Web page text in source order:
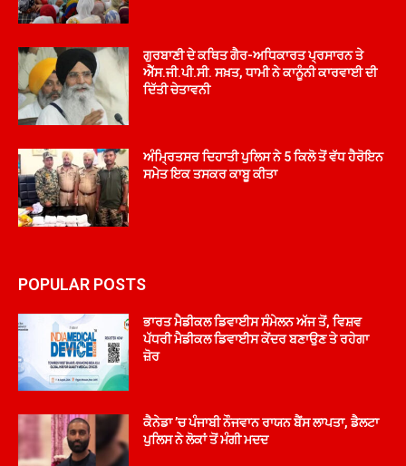
ਗੁਰਬਾਣੀ ਦੇ ਕਥਿਤ ਗੈਰ-ਅਧਿਕਾਰਤ ਪ੍ਰਸਾਰਨ ਤੇ
ਐੱਸ.ਜੀ.ਪੀ.ਸੀ. ਸਖ਼ਤ, ਧਾਮੀ ਨੇ ਕਾਨੂੰਨੀ ਕਾਰਵਾਈ ਦੀ
ਦਿੱਤੀ ਚੇਤਾਵਨੀ
ਅੰਮ੍ਰਿਤਸਰ ਦਿਹਾਤੀ ਪੁਲਿਸ ਨੇ 5 ਕਿਲੋ ਤੋਂ ਵੱਧ ਹੈਰੋਇਨ
ਸਮੇਤ ਇਕ ਤਸਕਰ ਕਾਬੂ ਕੀਤਾ
POPULAR POSTS
ਭਾਰਤ ਮੈਡੀਕਲ ਡਿਵਾਈਸ ਸੰਮੇਲਨ ਅੱਜ ਤੋਂ, ਵਿਸ਼ਵ
ਪੱਧਰੀ ਮੈਡੀਕਲ ਡਿਵਾਈਸ ਕੇਂਦਰ ਬਣਾਉਣ ਤੇ ਰਹੇਗਾ
ਜ਼ੋਰ
ਕੈਨੇਡਾ ’ਚ ਪੰਜਾਬੀ ਨੌਜਵਾਨ ਰਾਯਨ ਬੈਂਸ ਲਾਪਤਾ, ਡੈਲਟਾ
ਪੁਲਿਸ ਨੇ ਲੋਕਾਂ ਤੋਂ ਮੰਗੀ ਮਦਦ